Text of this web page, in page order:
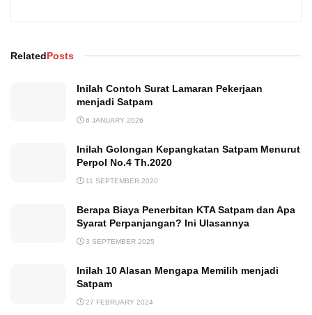
RelatedPosts
Inilah Contoh Surat Lamaran Pekerjaan
menjadi Satpam
6 JANUARY 2026
Inilah Golongan Kepangkatan Satpam Menurut
Perpol No.4 Th.2020
11 SEPTEMBER 2020
Berapa Biaya Penerbitan KTA Satpam dan Apa
Syarat Perpanjangan? Ini Ulasannya
3 SEPTEMBER 2025
Inilah 10 Alasan Mengapa Memilih menjadi
Satpam
27 FEBRUARY 2024